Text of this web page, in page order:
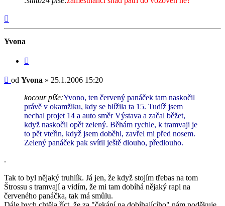
Yvona
Příspěvek
od Yvona » 25.1.2006 15:20
kocour píše:Yvono, ten červený panáček tam naskočil
právě v okamžiku, kdy se blížila ta 15. Tudíž jsem
nechal projet 14 a auto směr Výstava a začal běžet,
když naskočil opět zelený. Běhám rychle, k tramvaji je
to pět vteřin, když jsem doběhl, zavřel mi před nosem.
Zelený panáček pak svítil ještě dlouho, předlouho.
.
Tak to byl nějaký truhlík. Já jen, že když stojím třebas na tom
Štrossu s tramvají a vidím, že mi tam dobíhá nějaký rapl na
červeného panáčka, tak má smůlu.